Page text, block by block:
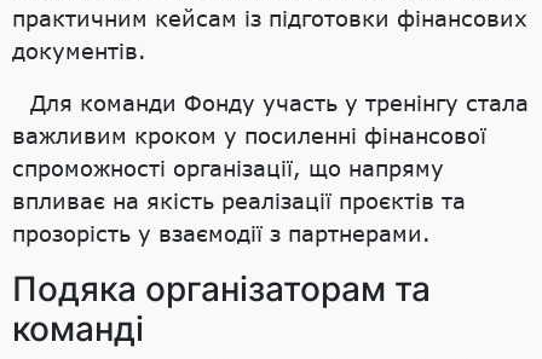
практичним кейсам із підготовки фінансових
документів.
Для команди Фонду участь у тренінгу стала
важливим кроком у посиленні фінансової
спроможності організації, що напряму
впливає на якість реалізації проєктів та
прозорість у взаємодії з партнерами.
Подяка організаторам та
команді